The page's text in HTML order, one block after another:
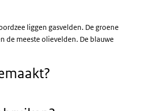
liggen gasvelden. De groene
de meeste olievelden. De blauwe